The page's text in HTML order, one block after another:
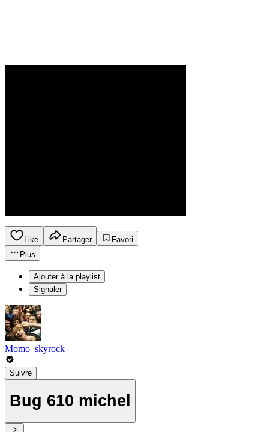
Like Partager
Favori
Plus
Ajouter à la playlist
Signaler
Momo_skyrock
Suivre
Bug 610 michel